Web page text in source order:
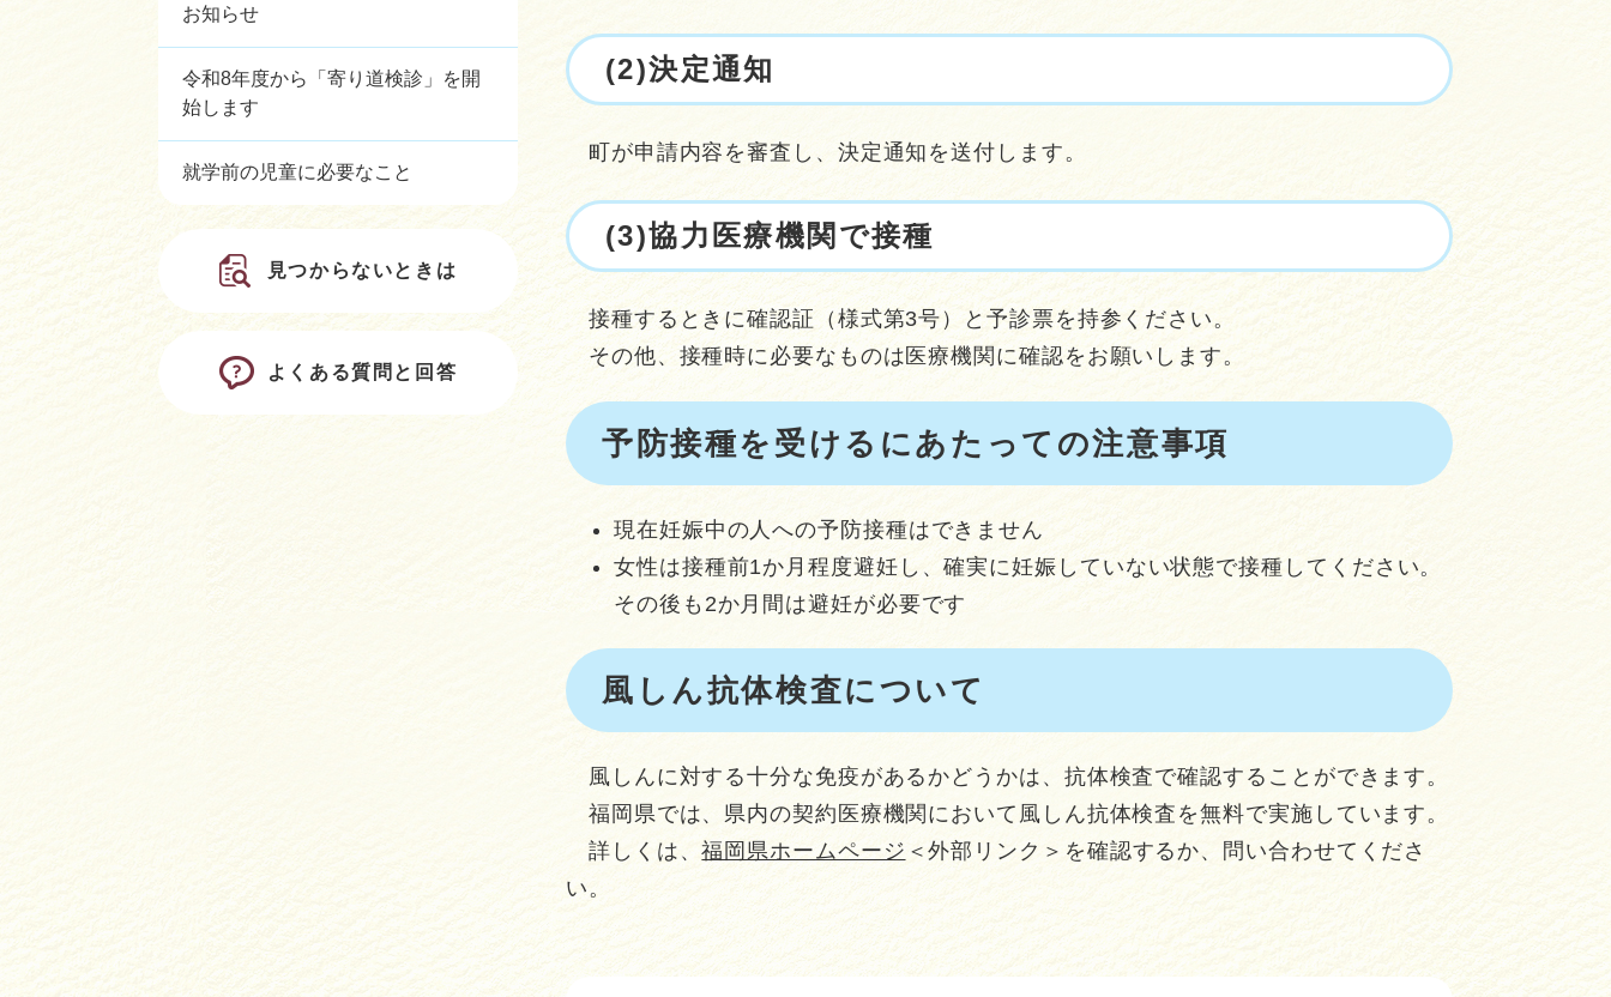
(2)決定通知
町が申請内容を審査し、決定通知を送付します。
(3)協力医療機関で接種
接種するときに確認証（様式第3号）と予診票を持参ください。
その他、接種時に必要なものは医療機関に確認をお願いします。
予防接種を受けるにあたっての注意事項
現在妊娠中の人への予防接種はできません
女性は接種前1か月程度避妊し、確実に妊娠していない状態で接種してください。
その後も2か月間は避妊が必要です
風しん抗体検査について
風しんに対する十分な免疫があるかどうかは、抗体検査で確認することができます。
福岡県では、県内の契約医療機関において風しん抗体検査を無料で実施しています。
詳しくは、福岡県ホームページ ＜外部リンク＞ を確認するか、問い合わせてくださ
い。
お知らせ
令和8年度から「寄り道検診」を開
始します
就学前の児童に必要なこと
見つからないときは
よくある質問と回答